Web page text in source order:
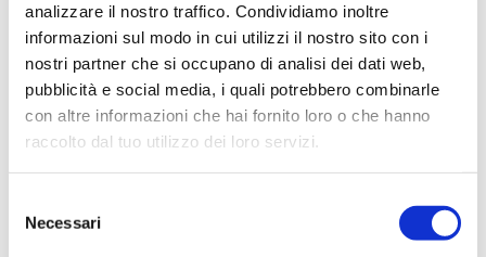
analizzare il nostro traffico. Condividiamo inoltre
informazioni sul modo in cui utilizzi il nostro sito con i
nostri partner che si occupano di analisi dei dati web,
pubblicità e social media, i quali potrebbero combinarle
con altre informazioni che hai fornito loro o che hanno
raccolto dal tuo utilizzo dei loro servizi.
delNecessari
Speciali eventi